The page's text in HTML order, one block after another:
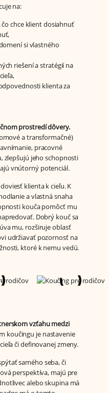
na:
chce klient dosiahnuť
si vlastného
riešení a stratégií na
klienta za
prostredí dôvery.
a transformačné)
pracovné
zlepšujú jeho schopnosti
vnútorný potenciál.
klienta k cieľu. K
a vlastná snaha
kouča pomôcť mu
Dobrý kouč sa
mu, rozširuje oblasť
udržiavať pozornosť na
ktoré k nemu vedú.
vzťahu medzi
koučingu je nastavenie
či definovanej zmeny.
samého seba, či
perspektíva, majú pre
alebo skupina má